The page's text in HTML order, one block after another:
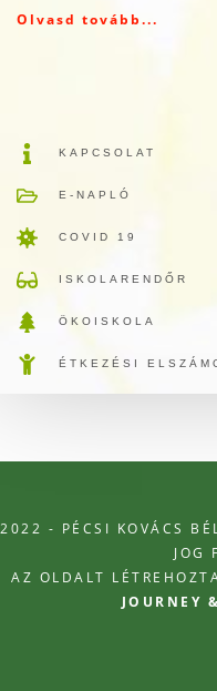
Olvasd tovább...
KAPCSOLAT
E-NAPLÓ
COVID 19
ISKOLARENDŐR
ÖKOISKOLA
ÉTKEZÉSI
2022 - PÉCSI KOVÁCS
JOG
AZ OLDALT
JOURNEY